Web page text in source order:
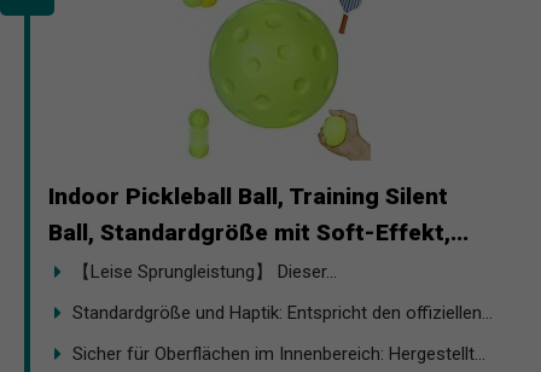
Indoor Pickleball Ball, Training Silent
Ball, Standardgröße mit Soft-Effekt,...
【Leise Sprungleistung】 Dieser...
Standardgröße und Haptik: Entspricht den offiziellen...
Sicher für Oberflächen im Innenbereich: Hergestellt...